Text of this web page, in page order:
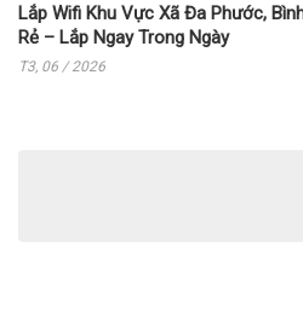
Lắp Wifi Khu Vực Xã Đa Phước,
Rẻ – Lắp Ngay Trong Ngày
T3, 06 / 2026